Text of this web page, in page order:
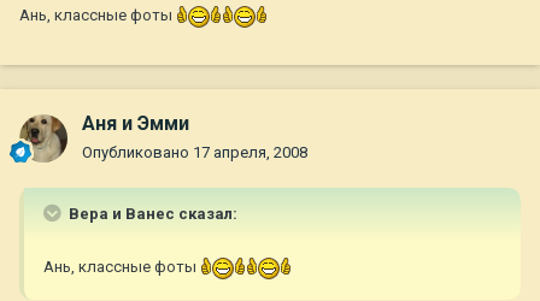
Ань, классные фоты
Аня и Эмми
Опубликовано 17 апреля, 2008
Вера и Ванес сказал:
Ань, классные фоты